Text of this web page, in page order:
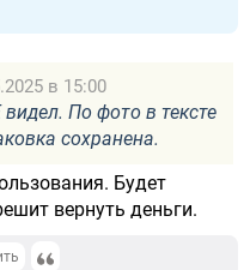
в 15:00
По фото в тексте
сохранена.
Будет
вернуть деньги.